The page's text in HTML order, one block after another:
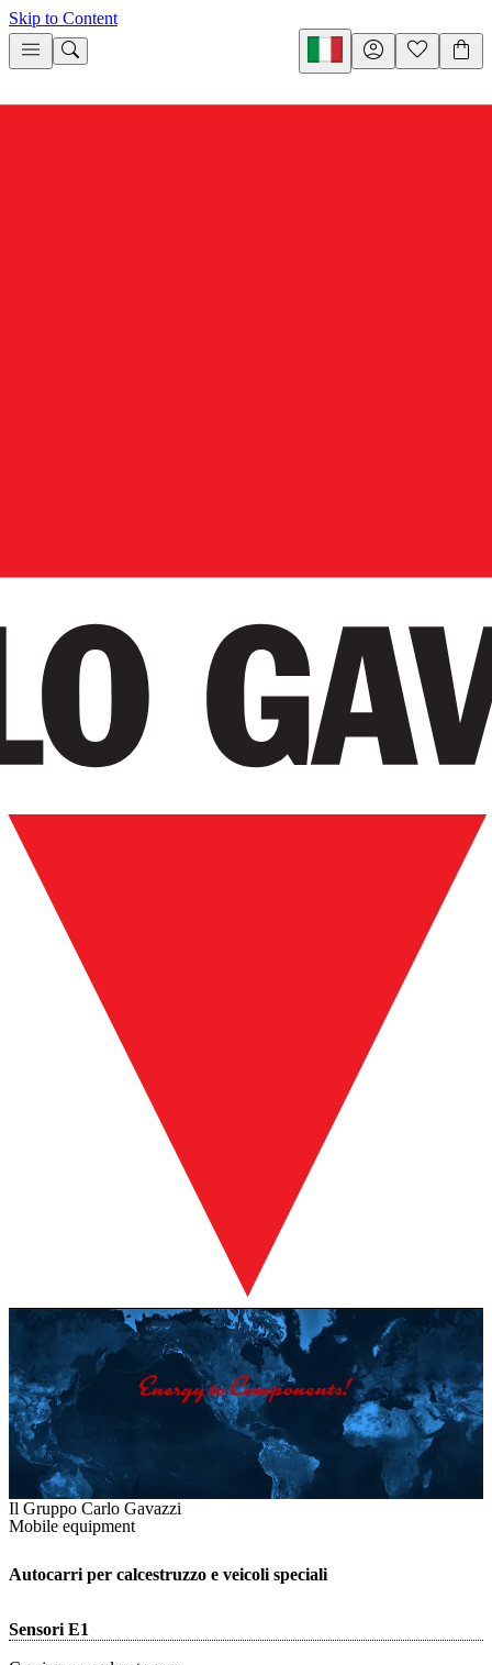
Skip to Content
Il Gruppo Carlo Gavazzi
Mobile equipment
Autocarri per calcestruzzo e veicoli speciali
Sensori E1